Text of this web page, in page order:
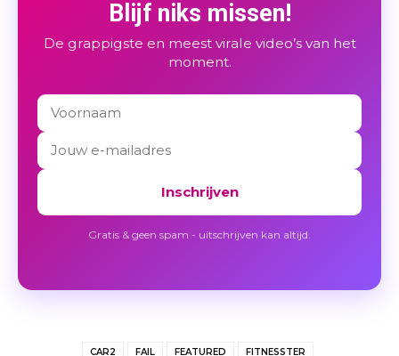
Blijf niks missen!
De grappigste en meest virale video’s van het
moment.
Inschrijven
Gratis & geen spam - uitschrijven kan altijd.
CAR2 FAIL FEATURED FITNESSTER